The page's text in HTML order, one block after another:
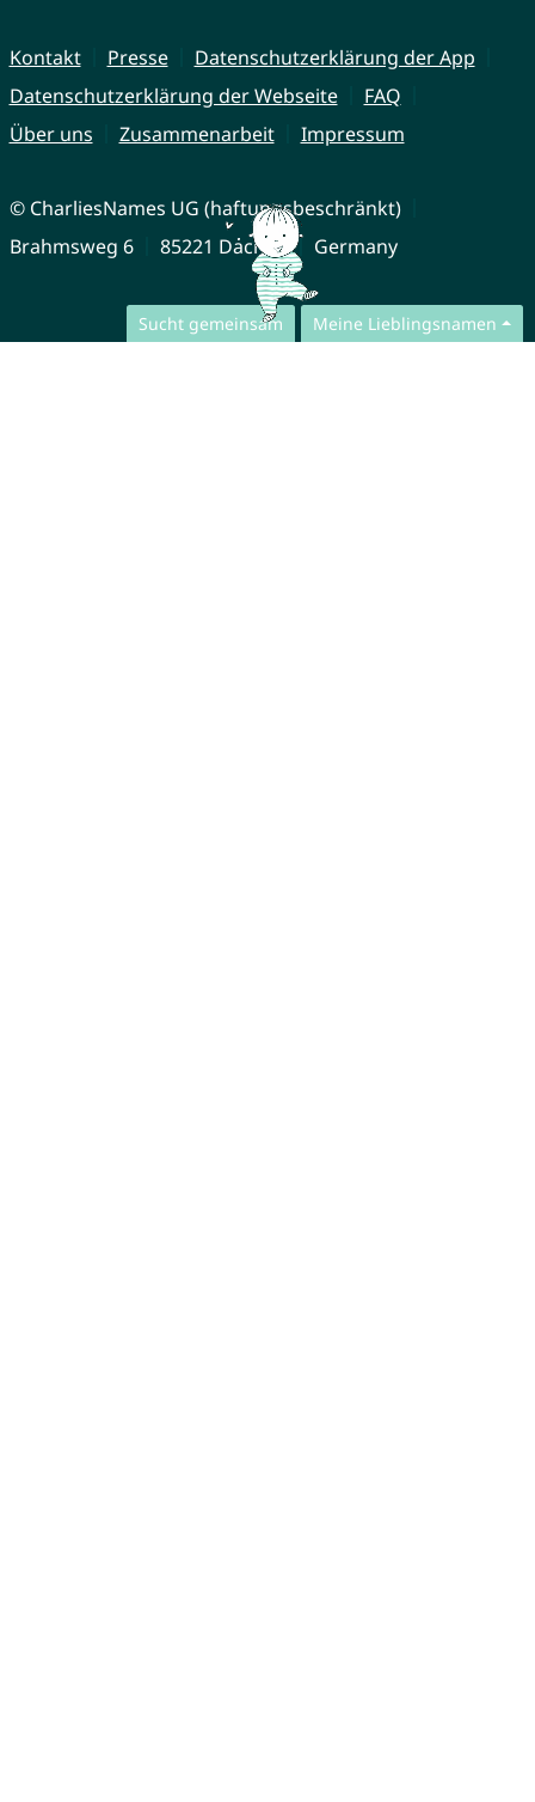
Sucht gemeinsam Meine Lieblingsnamen
Kontakt Presse
Datenschutzerklärung der App
Datenschutzerklärung der Webseite
FAQ
Über uns
Zusammenarbeit Impressum
© CharliesNames UG (haftungsbeschränkt)
Brahmsweg 6
85221 Dachau Germany